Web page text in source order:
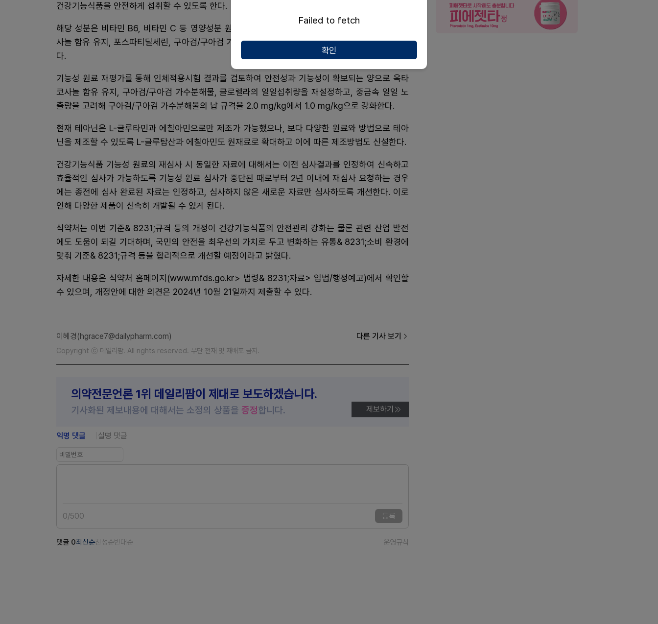
건강기능식품을 안전하게 섭취할 수 있도록 한다.
해당 성분은 비타민 B6, 비타민 C 등 영양성분 원료 2종과 바나바잎 추출물, 은행잎 추출물, 옥타코
사놀 함유 유지, 포스파티딜세린, 구아검/구아검 가수분해물, 테아닌, 클로렐라 등 기능성 원료 7종이
다.
기능성 원료 재평가를 통해 인체적용시험 결과를 검토하여 안전성과 기능성이 확보되는 양으로 옥타
코사놀 함유 유지, 구아검/구아검 가수분해물, 클로렐라의 일일섭취량을 재설정하고, 중금속 일일 노
출량을 고려해 구아검/구아검 가수분해물의 납 규격을 2.0 mg/kg에서 1.0 mg/kg으로 강화한다.
현재 테아닌은 L-글루타민과 에칠아민으로만 제조가 가능했으나, 보다 다양한 원료와 방법으로 테아
닌을 제조할 수 있도록 L-글루탐산과 에칠아민도 원재료로 확대하고 이에 따른 제조방법도 신설한다.
건강기능식품 기능성 원료의 재심사 시 동일한 자료에 대해서는 이전 심사결과를 인정하여 신속하고
효율적인 심사가 가능하도록 기능성 원료 심사가 중단된 때로부터 2년 이내에 재심사 요청하는 경우
에는 종전에 심사 완료된 자료는 인정하고, 심사하지 않은 새로운 자료만 심사하도록 개선한다. 이로
인해 다양한 제품이 신속히 개발될 수 있게 된다.
식약처는 이번 기준& 8231;규격 등의 개정이 건강기능식품의 안전관리 강화는 물론 관련 산업 발전
에도 도움이 되길 기대하며, 국민의 안전을 최우선의 가치로 두고 변화하는 유통& 8231;소비 환경에
맞춰 기준& 8231;규격 등을 합리적으로 개선할 예정이라고 밝혔다.
자세한 내용은 식약처 홈페이지(www.mfds.go.kr> 법령& 8231;자료> 입법/행정예고)에서 확인할
수 있으며, 개정안에 대한 의견은 2024년 10월 21일까지 제출할 수 있다.
이혜경(hgrace7@dailypharm.com) 다른 기사 보기
Copyright ⓒ 데일리팜. All rights reserved. 무단 전재 및 재배포 금지.
의약전문언론 1위 데일리팜이 제대로 보도하겠습니다.
기사화된 제보내용에 대해서는 소정의 상품을 증정합니다. 제보하기
익명 댓글 실명 댓글
0/500 등록
댓글 0최신순찬성순반대순 운영규칙
Failed to fetch
확인